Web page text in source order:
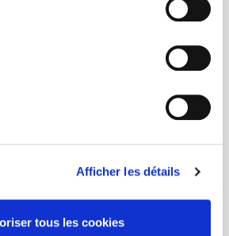
Afficher les détails
tous les cookies